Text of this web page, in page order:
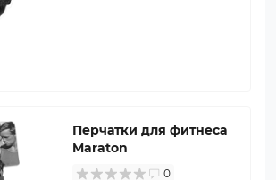
Перчатки для фитнеса
Maraton
0